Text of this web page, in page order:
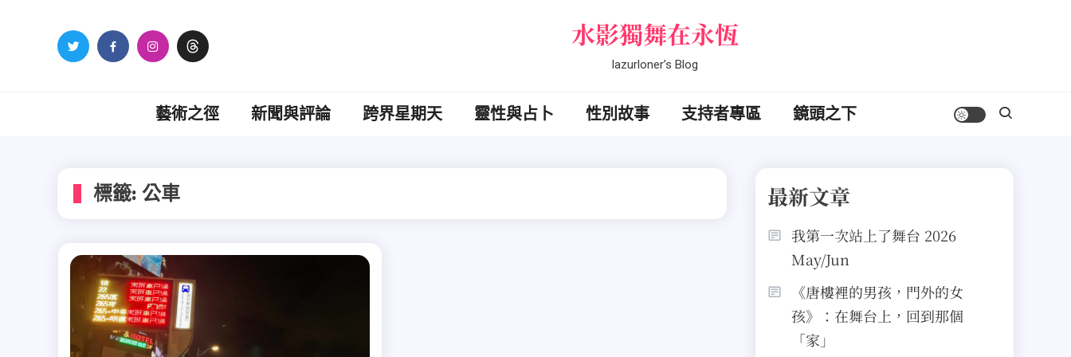
水影獨舞在永恆
lazurloner’s Blog
藝術之徑 新聞與評論 跨界星期天 靈性與占卜 性別故事 支持者專區 鏡頭之下
標籤: 公車 最新文章
我第一次站上了舞台 2026
May/Jun
《唐樓裡的男孩，門外的女
孩》：在舞台上，回到那個
「家」